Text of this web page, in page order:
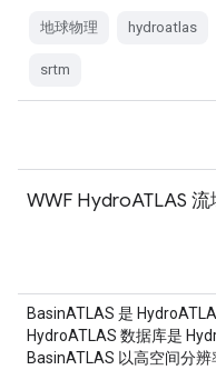
地球物理 hydroatlas
srtm
WWF HydroATLAS
BasinATLAS 是
HydroATLAS 数据库是
BasinATLAS 以高空间分